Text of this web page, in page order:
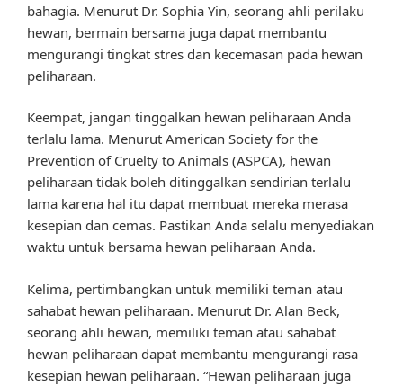
bahagia. Menurut Dr. Sophia Yin, seorang ahli perilaku
hewan, bermain bersama juga dapat membantu
mengurangi tingkat stres dan kecemasan pada hewan
peliharaan.
Keempat, jangan tinggalkan hewan peliharaan Anda
terlalu lama. Menurut American Society for the
Prevention of Cruelty to Animals (ASPCA), hewan
peliharaan tidak boleh ditinggalkan sendirian terlalu
lama karena hal itu dapat membuat mereka merasa
kesepian dan cemas. Pastikan Anda selalu menyediakan
waktu untuk bersama hewan peliharaan Anda.
Kelima, pertimbangkan untuk memiliki teman atau
sahabat hewan peliharaan. Menurut Dr. Alan Beck,
seorang ahli hewan, memiliki teman atau sahabat
hewan peliharaan dapat membantu mengurangi rasa
kesepian hewan peliharaan. “Hewan peliharaan juga